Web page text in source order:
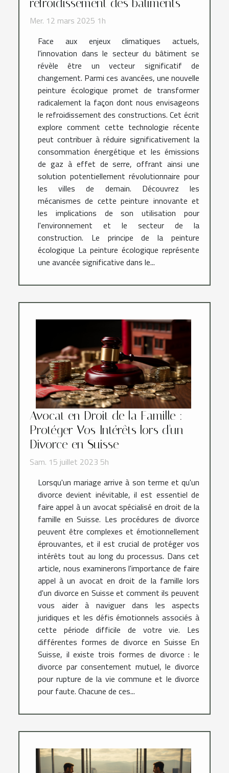
refroidissement des bâtiments
Mer. 12 mars 2025 1h
Face aux enjeux climatiques actuels,
l'innovation dans le secteur du bâtiment se
révèle être un vecteur significatif de
changement. Parmi ces avancées, une nouvelle
peinture écologique promet de transformer
radicalement la façon dont nous envisageons
le refroidissement des constructions. Cet écrit
explore comment cette technologie récente
peut contribuer à réduire significativement la
consommation énergétique et les émissions
de gaz à effet de serre, offrant ainsi une
solution potentiellement révolutionnaire pour
les villes de demain. Découvrez les
mécanismes de cette peinture innovante et
les implications de son utilisation pour
l'environnement et le secteur de la
construction. Le principe de la peinture
écologique La peinture écologique représente
une avancée significative dans le...
Avocat en Droit de la Famille :
Protéger Vos Intérêts lors d'un
Divorce en Suisse
Sam. 15 juillet 2023 5h
Lorsqu'un mariage arrive à son terme et qu'un
divorce devient inévitable, il est essentiel de
faire appel à un avocat spécialisé en droit de la
famille en Suisse. Les procédures de divorce
peuvent être complexes et émotionnellement
éprouvantes, et il est crucial de protéger vos
intérêts tout au long du processus. Dans cet
article, nous examinerons l'importance de faire
appel à un avocat en droit de la famille lors
d'un divorce en Suisse et comment ils peuvent
vous aider à naviguer dans les aspects
juridiques et les défis émotionnels associés à
cette période difficile de votre vie. Les
différentes formes de divorce en Suisse En
Suisse, il existe trois formes de divorce : le
divorce par consentement mutuel, le divorce
pour rupture de la vie commune et le divorce
pour faute. Chacune de ces...